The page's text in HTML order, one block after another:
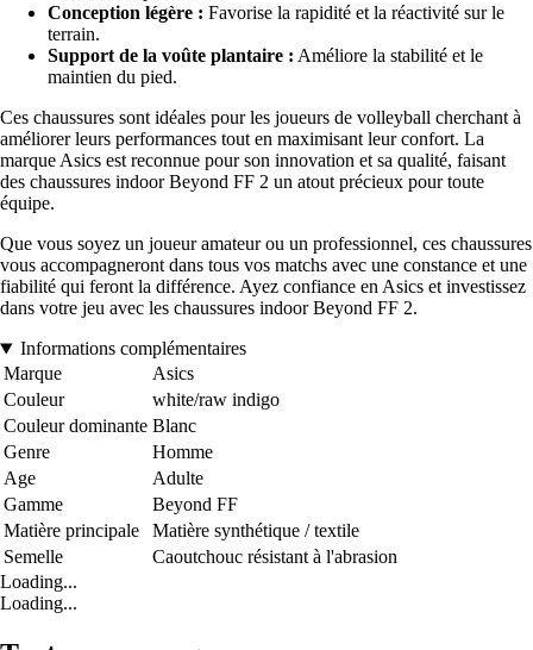
Conception légère : Favorise la rapidité et la réactivité sur le
terrain.
Support de la voûte plantaire : Améliore la stabilité et le
maintien du pied.
Ces chaussures sont idéales pour les joueurs de volleyball cherchant à
améliorer leurs performances tout en maximisant leur confort. La
marque Asics est reconnue pour son innovation et sa qualité, faisant
des chaussures indoor Beyond FF 2 un atout précieux pour toute
équipe.
Que vous soyez un joueur amateur ou un professionnel, ces chaussures
vous accompagneront dans tous vos matchs avec une constance et une
fiabilité qui feront la différence. Ayez confiance en Asics et investissez
dans votre jeu avec les chaussures indoor Beyond FF 2.
Informations complémentaires
Marque
Asics
Couleur
white/raw indigo
Couleur dominante Blanc
Genre
Homme
Age
Adulte
Gamme
Beyond FF
Matière principale
Matière synthétique / textile
Semelle
Caoutchouc résistant à l'abrasion
Loading...
Loading...